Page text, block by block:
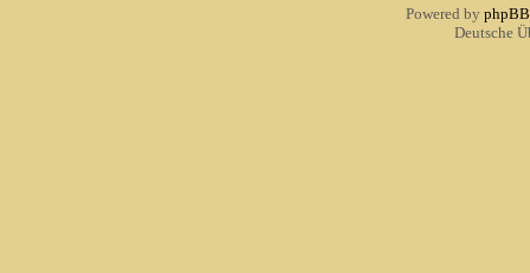
Powered by phpBB
Deutsche